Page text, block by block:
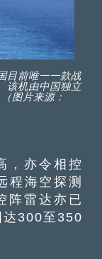
目前唯一一款战
该机由中国独立
图片来源：
亦令相控
程海空探测
阵雷达亦已
达300至350